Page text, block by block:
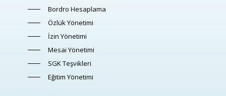
Bordro Hesaplama
Özlük Yönetimi
İzin Yönetimi
Mesai Yönetimi
SGK Teşvikleri
Eğitim Yönetimi